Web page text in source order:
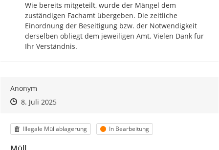
Wie bereits mitgeteilt, wurde der Mängel dem
zuständigen Fachamt übergeben. Die zeitliche
Einordnung der Beseitigung bzw. der Notwendigkeit
derselben obliegt dem jeweiligen Amt. Vielen Dank für
Ihr Verständnis.
Anonym
Zeitpunkt des Erstellens
Zeitpunkt des Erstellens
8. Juli 2025Zur Äußerung
Kategorie
Illegale Müllablagerung Status
In Bearbeitung